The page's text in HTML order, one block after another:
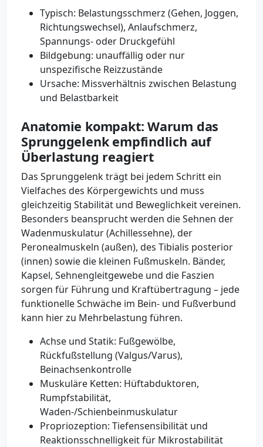
Typisch: Belastungsschmerz (Gehen, Joggen,
Richtungswechsel), Anlaufschmerz,
Spannungs- oder Druckgefühl
Bildgebung: unauffällig oder nur
unspezifische Reizzustände
Ursache: Missverhältnis zwischen Belastung
und Belastbarkeit
Anatomie kompakt: Warum das
Sprunggelenk empfindlich auf
Überlastung reagiert
Das Sprunggelenk trägt bei jedem Schritt ein
Vielfaches des Körpergewichts und muss
gleichzeitig Stabilität und Beweglichkeit vereinen.
Besonders beansprucht werden die Sehnen der
Wadenmuskulatur (Achillessehne), der
Peronealmuskeln (außen), des Tibialis posterior
(innen) sowie die kleinen Fußmuskeln. Bänder,
Kapsel, Sehnengleitgewebe und die Faszien
sorgen für Führung und Kraftübertragung – jede
funktionelle Schwäche im Bein- und Fußverbund
kann hier zu Mehrbelastung führen.
Achse und Statik: Fußgewölbe,
Rückfußstellung (Valgus/Varus),
Beinachsenkontrolle
Muskuläre Ketten: Hüftabduktoren,
Rumpfstabilität,
Waden-/Schienbeinmuskulatur
Propriozeption: Tiefensensibilität und
Reaktionsschnelligkeit für Mikrostabilität